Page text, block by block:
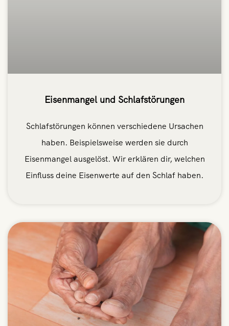
Eisenmangel und Schlafstörungen
Schlafstörungen können verschiedene Ursachen
haben. Beispielsweise werden sie durch
Eisenmangel ausgelöst. Wir erklären dir, welchen
Einfluss deine Eisenwerte auf den Schlaf haben.